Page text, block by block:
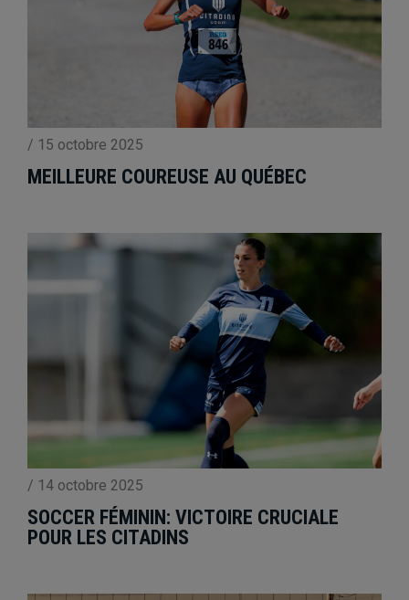
/ 15 octobre 2025
MEILLEURE COUREUSE AU QUÉBEC
/ 14 octobre 2025
SOCCER FÉMININ: VICTOIRE CRUCIALE
POUR LES CITADINS